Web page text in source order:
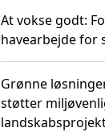
At vokse godt:
havearbejde for
Grønne
støtter